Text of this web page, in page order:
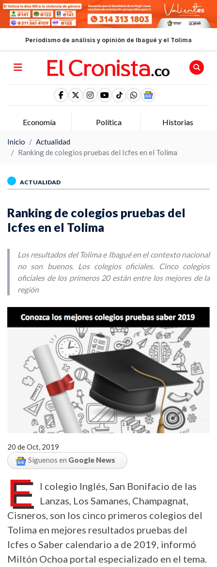
Periodismo de análisis y opinión de Ibagué y el Tolima
Economía Política Historias
Inicio
Actualidad
Ranking de colegios pruebas del Icfes en el Tolima
ACTUALIDAD
Ranking de colegios pruebas del
Icfes en el Tolima
Los resultados del Tolima e Ibagué en el contexto nacional
no son buenos. Los colegios oficiales. Cinco colegios
oficiales de los primeros 20 están entre los mejores de la
región
20 de Oct, 2019
Síguenos en Google News
E
l colegio Inglés, San Bonifacio de las
Lanzas, Los Samanes, Champagnat,
Cisneros, son los cinco primeros colegios del
Tolima en mejores resultados pruebas del
Icfes o Saber calendario a de 2019, informó
Miltón Ochoa portal especializado en el tema.